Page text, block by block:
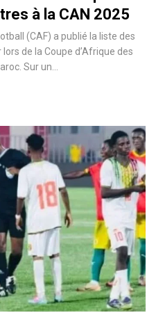
à la CAN 2025
(CAF) a publié la liste des
de la Coupe d’Afrique des
Sur un…